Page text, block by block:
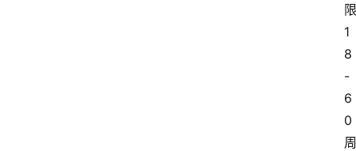
限
1
8
-
6
0
周